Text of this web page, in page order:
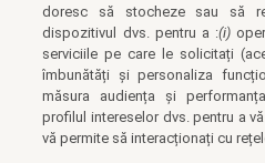
doresc să stocheze sau să
dispozitivul dvs. pentru a :(i)
serviciile pe care le solicitați
îmbunătăți și personaliza
măsura audiența și
profilul intereselor dvs. pentru a
vă permite să interacționați cu